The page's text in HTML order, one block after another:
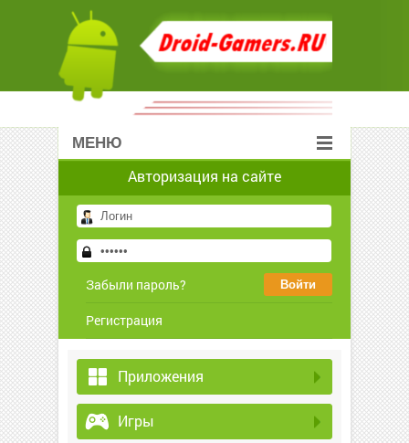
МЕНЮ
Авторизация на сайте
Забыли пароль?
Регистрация
Приложения
Игры